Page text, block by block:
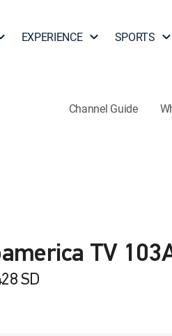
EXPERIENCE SPORTS
Channel Guide
TV
SD